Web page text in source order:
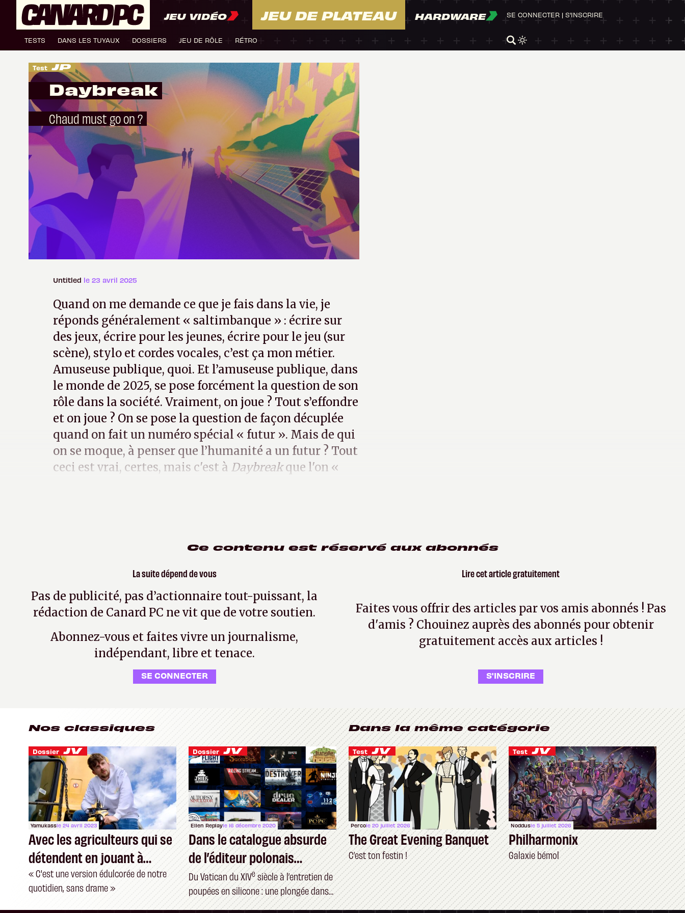
JEU VIDÉO JEU DE PLATEAU HARDWARE
TESTS DANS LES TUYAUX DOSSIERS JEU DE RÔLE RÉTRO
SE CONNECTER | S'INSCRIRE
Test
Daybreak
Chaud must go on ?
Untitled le 23 avril 2025
Quand on me demande ce que je fais dans la vie, je
réponds généralement « saltimbanque » : écrire sur
des jeux, écrire pour les jeunes, écrire pour le jeu (sur
scène), stylo et cordes vocales, c’est ça mon métier.
Amuseuse publique, quoi. Et l’amuseuse publique, dans
le monde de 2025, se pose forcément la question de son
rôle dans la société. Vraiment, on joue ? Tout s’effondre
et on joue ? On se pose la question de façon décuplée
quand on fait un numéro spécial « futur ». Mais de qui
on se moque, à penser que l’humanité a un futur ? Tout
ceci est vrai, certes, mais c'est à Daybreakque l'on «
Ce contenu est réservé aux abonnés
La suite dépend de vous
Pas de publicité, pas d’actionnaire tout-puissant, la
rédaction de Canard PC ne vit que de votre soutien.
Abonnez-vous et faites vivre un journalisme,
indépendant, libre et tenace.
SE CONNECTER
Lire cet article gratuitement
Faites vous offrir des articles par vos amis abonnés ! Pas
d'amis ? Chouinez auprès des abonnés pour obtenir
gratuitement accès aux articles !
S'INSCRIRE
Nos classiques
Dossier
Yamukassle 24 avril 2023
Avec les agriculteurs qui se
détendent en jouant à
Farming Simulator
« C'est une version édulcorée de notre
quotidien, sans drame »
Dossier
Ellen Replayle 16 décembre 2020
Dans le catalogue absurde
de l’éditeur polonais
PlayWay
Du Vatican du XIVesiècle à l’entretien de
poupées en silicone : une plongée dans
les simulateurs les plus étranges du
Dans la même catégorie
Test
Percole 20 juillet 2026
The Great Evening Banquet
C’est ton festin !
Test
Noddusle 5 juillet 2026
Philharmonix
Galaxie bémol